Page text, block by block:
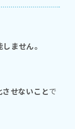
ません。
せないことで